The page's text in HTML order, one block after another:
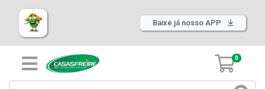
Baixe já nosso APP
0